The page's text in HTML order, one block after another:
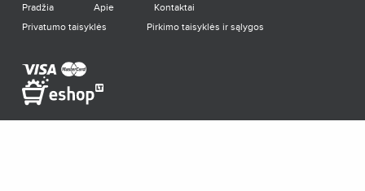
Pradžia Apie
Kontaktai
Privatumo taisyklės
Pirkimo taisyklės ir sąlygos